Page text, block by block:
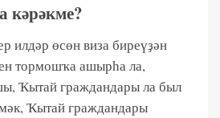
кәрәкме?
илдәр өсөн виза биреүҙән
тормошҡа ашырһа ла,
Ҡытай граждандары ла был
Ҡытай граждандары